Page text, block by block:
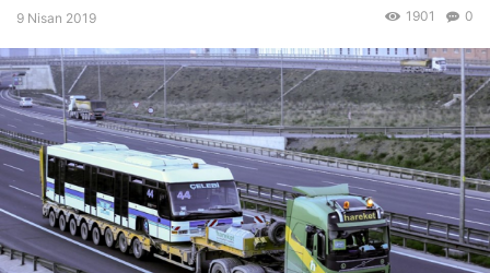
9 Nisan 2019 0
1901